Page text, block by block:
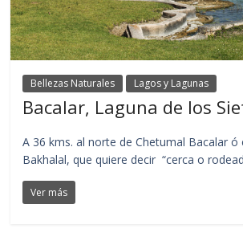
Bellezas Naturales Lagos y Lagunas
Bacalar, Laguna de los
A 36 kms. al norte de Chetumal Bacalar ó
Bakhalal, que quiere decir “cerca o
Ver más